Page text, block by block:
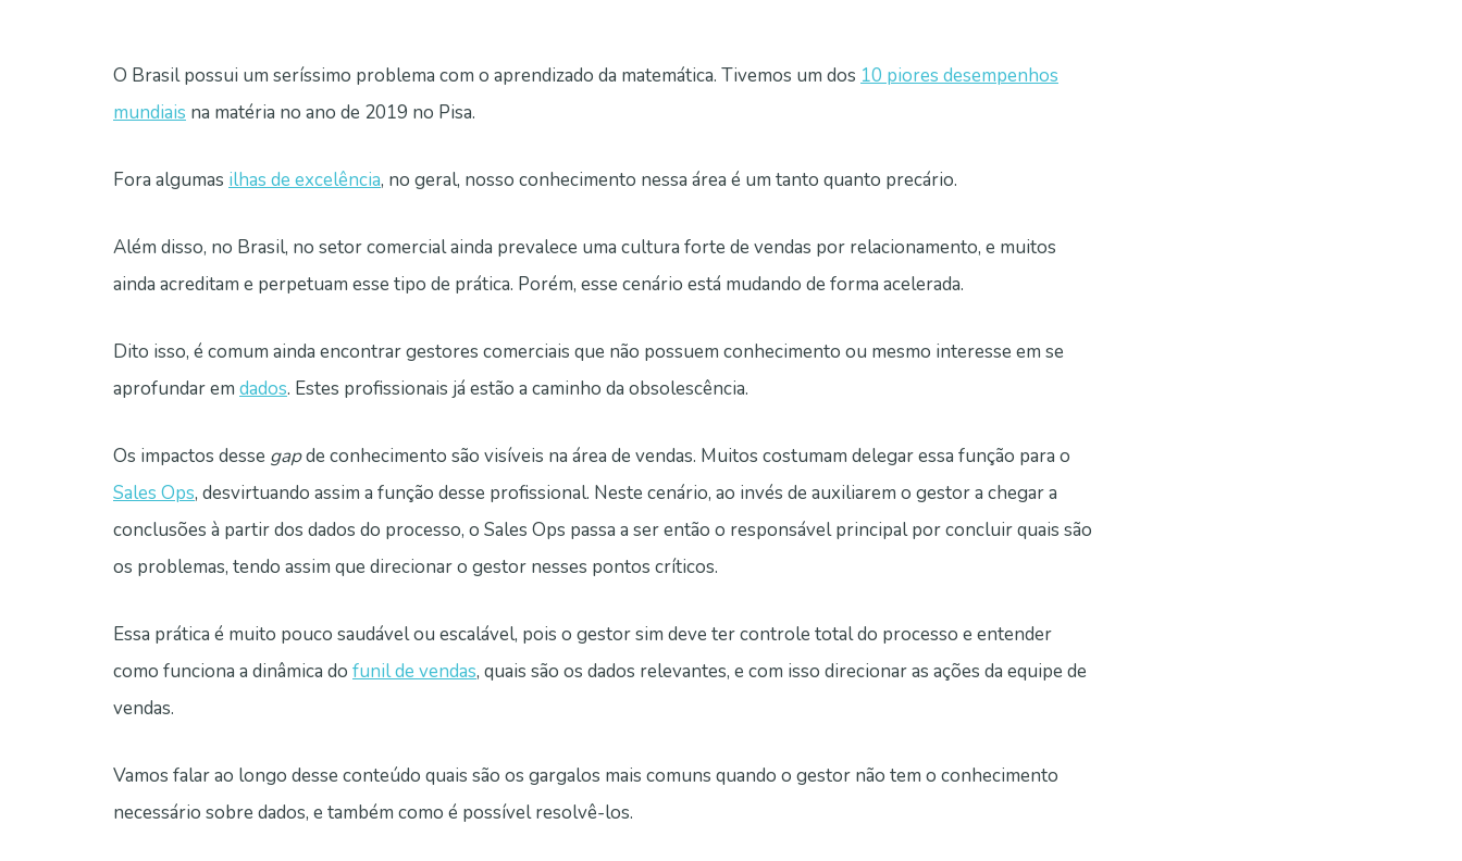
O Brasil possui um seríssimo problema com o aprendizado da matemática. Tivemos um dos 10 piores desempenhos
mundiais na matéria no ano de 2019 no Pisa.
Fora algumas ilhas de excelência, no geral, nosso conhecimento nessa área é um tanto quanto precário.
Além disso, no Brasil, no setor comercial ainda prevalece uma cultura forte de vendas por relacionamento, e muitos
ainda acreditam e perpetuam esse tipo de prática. Porém, esse cenário está mudando de forma acelerada.
Dito isso, é comum ainda encontrar gestores comerciais que não possuem conhecimento ou mesmo interesse em se
aprofundar em dados. Estes profissionais já estão a caminho da obsolescência.
Os impactos desse gapde conhecimento são visíveis na área de vendas. Muitos costumam delegar essa função para o
Sales Ops, desvirtuando assim a função desse profissional. Neste cenário, ao invés de auxiliarem o gestor a chegar a
conclusões à partir dos dados do processo, o Sales Ops passa a ser então o responsável principal por concluir quais são
os problemas, tendo assim que direcionar o gestor nesses pontos críticos.
Essa prática é muito pouco saudável ou escalável, pois o gestor sim deve ter controle total do processo e entender
como funciona a dinâmica do funil de vendas, quais são os dados relevantes, e com isso direcionar as ações da equipe de
vendas.
Vamos falar ao longo desse conteúdo quais são os gargalos mais comuns quando o gestor não tem o conhecimento
necessário sobre dados, e também como é possível resolvê-los.